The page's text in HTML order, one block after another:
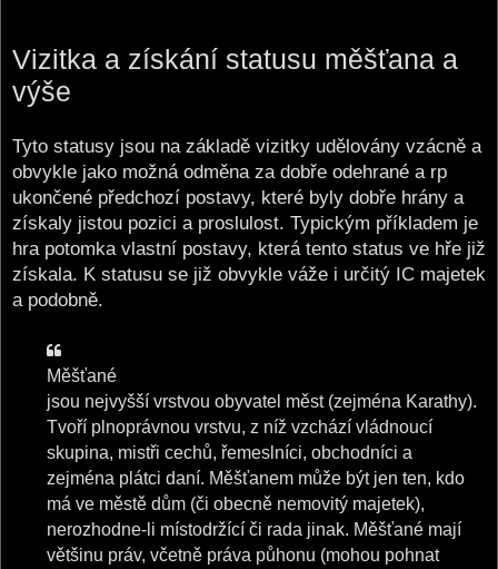
Vizitka a získání statusu měšťana a
výše
Tyto statusy jsou na základě vizitky udělovány vzácně a
obvykle jako možná odměna za dobře odehrané a rp
ukončené předchozí postavy, které byly dobře hrány a
získaly jistou pozici a proslulost. Typickým příkladem je
hra potomka vlastní postavy, která tento status ve hře již
získala. K statusu se již obvykle váže i určitý IC majetek
a podobně.
Měšťané
jsou nejvyšší vrstvou obyvatel měst (zejména Karathy).
Tvoří plnoprávnou vrstvu, z níž vzchází vládnoucí
skupina, mistři cechů, řemeslníci, obchodníci a
zejména plátci daní. Měšťanem může být jen ten, kdo
má ve městě dům (či obecně nemovitý majetek),
nerozhodne-li místodržící či rada jinak. Měšťané mají
většinu práv, včetně práva půhonu (mohou pohnat